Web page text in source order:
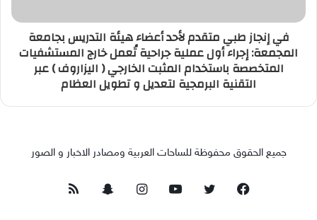
في إنجاز طبي متقدم لأحد أعضاء هيئة التدريس بجامعة
المجمعة: إجراء أول عملية جراحية تُعمل خارج المستشفيات
المتخصصة باستخدام المثبت الخارجي ( اليزاروف ) عبر
التقنية البرمجية لتعديل و تطويل العظام
جميع الحقوق محفوظة للساحات العربية ومصادر الاخبار و الصور
فيسبوك تويتر يوتيوبانستقرامسناب ملخص